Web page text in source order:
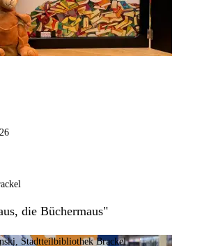
die Büchermaus"
Stadtteilbibliothek Brackel